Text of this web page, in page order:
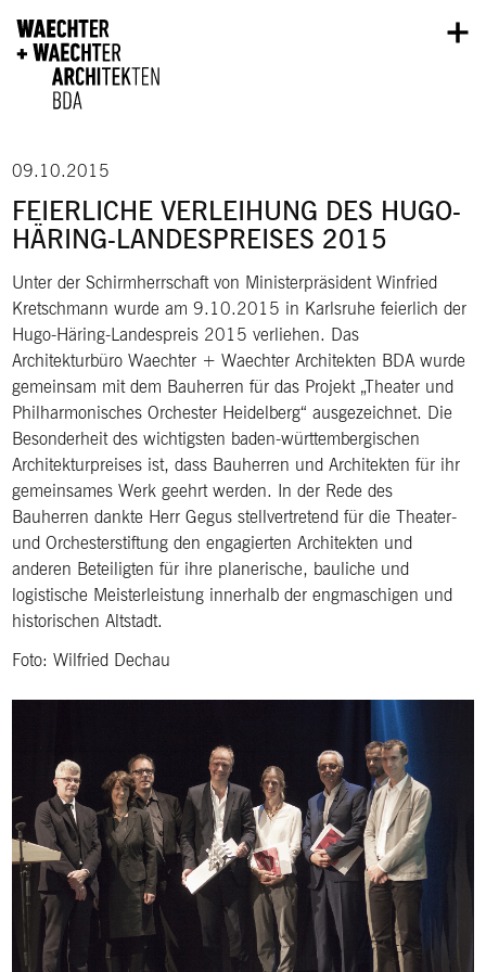
09.10.2015
FEIERLICHE VERLEIHUNG DES HUGO-
HÄRING-LANDESPREISES 2015
Unter der Schirmherrschaft von Ministerpräsident Winfried
Kretschmann wurde am 9.10.2015 in Karlsruhe feierlich der
Hugo-Häring-Landespreis 2015 verliehen. Das
Architekturbüro Waechter + Waechter Architekten BDA wurde
gemeinsam mit dem Bauherren für das Projekt „Theater und
Philharmonisches Orchester Heidelberg“ ausgezeichnet. Die
Besonderheit des wichtigsten baden-württembergischen
Architekturpreises ist, dass Bauherren und Architekten für ihr
gemeinsames Werk geehrt werden. In der Rede des
Bauherren dankte Herr Gegus stellvertretend für die Theater-
und Orchesterstiftung den engagierten Architekten und
anderen Beteiligten für ihre planerische, bauliche und
logistische Meisterleistung innerhalb der engmaschigen und
historischen Altstadt.
Foto: Wilfried Dechau